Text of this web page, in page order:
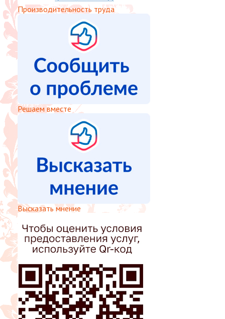
Производительность труда
Решаем вместе
Высказать мнение